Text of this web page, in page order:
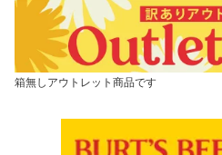
箱無しアウトレット商品です